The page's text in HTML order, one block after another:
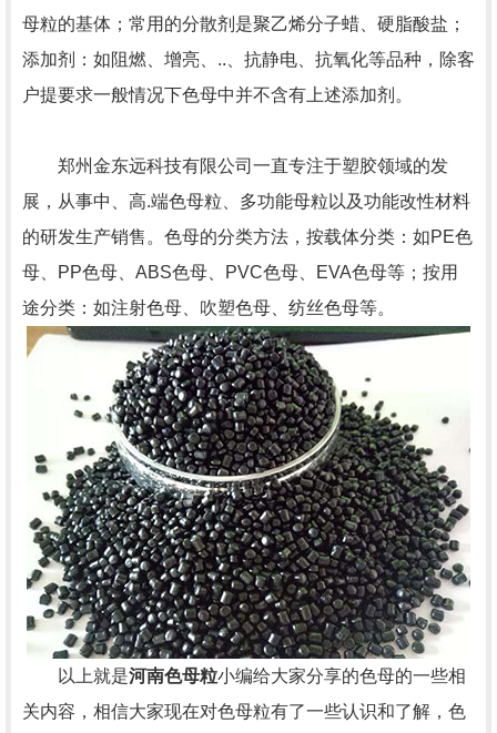
母粒的基体；常用的分散剂是聚乙烯分子蜡、硬脂酸盐；
添加剂：如阻燃、增亮、..、抗静电、抗氧化等品种，除客
户提要求一般情况下色母中并不含有上述添加剂。
郑州金东远科技有限公司一直专注于塑胶领域的发
展，从事中、高.端色母粒、多功能母粒以及功能改性材料
的研发生产销售。色母的分类方法，按载体分类：如PE色
母、PP色母、ABS色母、PVC色母、EVA色母等；按用
途分类：如注射色母、吹塑色母、纺丝色母等。
以上就是河南色母粒小编给大家分享的色母的一些相
关内容，相信大家现在对色母粒有了一些认识和了解，色